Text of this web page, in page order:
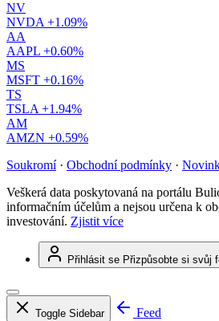
NV
NVDA +1.09%
AA
AAPL +0.60%
MS
MSFT +0.16%
TS
TSLA +1.94%
AM
AMZN +0.59%
Soukromí · Obchodní podmínky ·
Veškerá data poskytovaná na portálu
informačním účelům a nejsou určena k
investování. Zjistit více
Přihlásit se Přizpůsobte si svůj
Toggle Sidebar
Feed